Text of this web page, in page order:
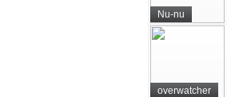
Nu-nu
overwatcher